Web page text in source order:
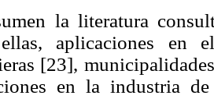
la literatura
aplicaciones en
[23],
en la industria